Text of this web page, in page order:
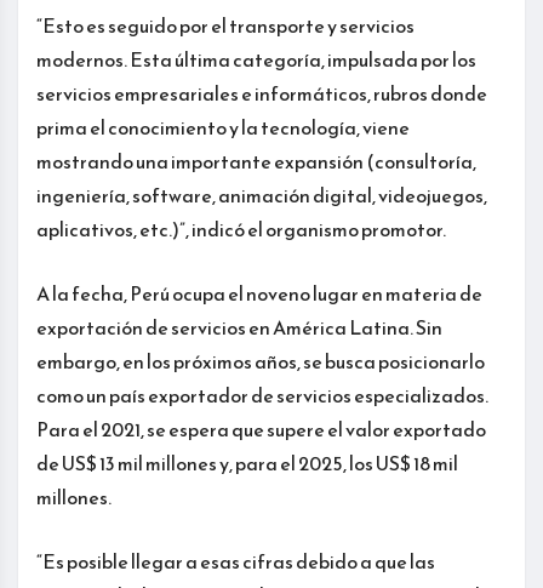
“Esto es seguido por el transporte y servicios
modernos. Esta última categoría, impulsada por los
servicios empresariales e informáticos, rubros donde
prima el conocimiento y la tecnología, viene
mostrando una importante expansión (consultoría,
ingeniería, software, animación digital, videojuegos,
aplicativos, etc.)”, indicó el organismo promotor.
A la fecha, Perú ocupa el noveno lugar en materia de
exportación de servicios en América Latina. Sin
embargo, en los próximos años, se busca posicionarlo
como un país exportador de servicios especializados.
Para el 2021, se espera que supere el valor exportado
de US$ 13 mil millones y, para el 2025, los US$ 18 mil
millones.
“Es posible llegar a esas cifras debido a que las